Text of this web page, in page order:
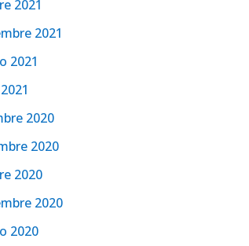
2021
2021
2021
2020
2020
2020
2020
2020